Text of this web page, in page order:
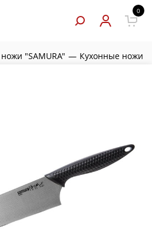
0
"SAMURA" — Кухонные ножи